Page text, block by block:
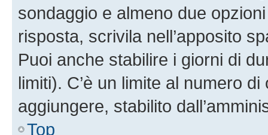
sondaggio e almeno due
risposta, scrivila nell’apposito
Puoi anche stabilire i giorni di
limiti). C’è un limite al numero
aggiungere, stabilito
Top